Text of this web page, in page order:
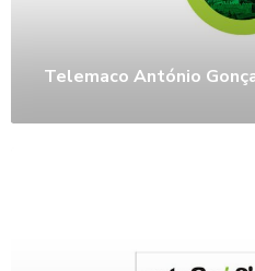
Telemaco António